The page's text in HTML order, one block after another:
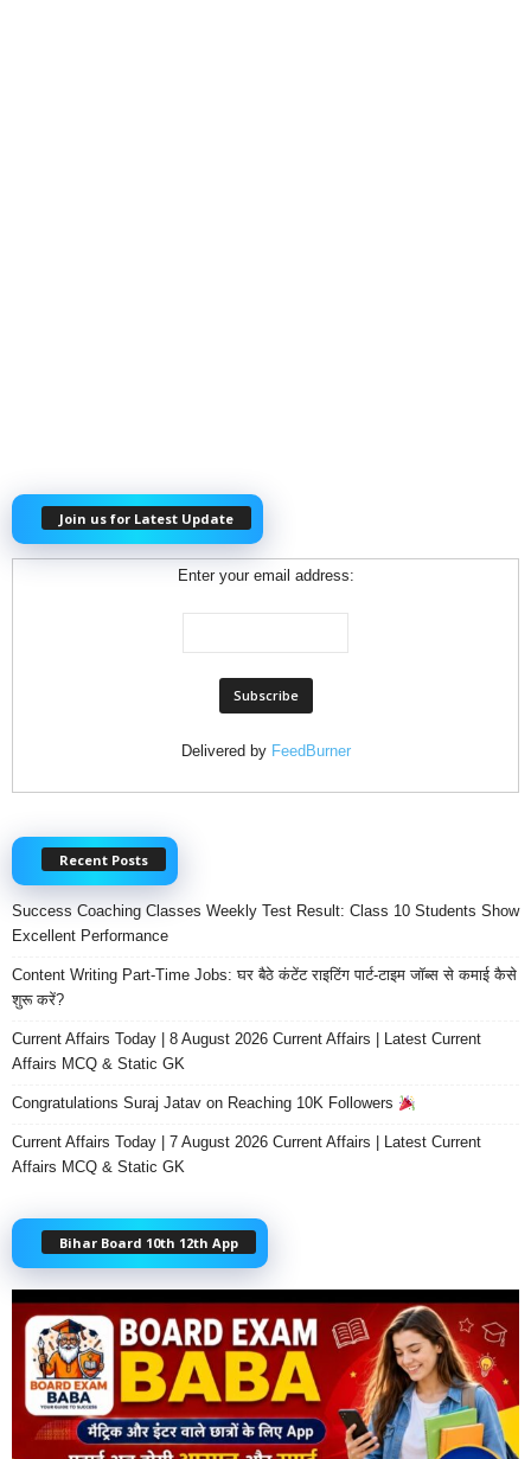
Join us for Latest Update
Enter your email address:
Delivered by FeedBurner
Recent Posts
Success Coaching Classes Weekly Test Result: Class 10 Students Show
Excellent Performance
Content Writing Part-Time Jobs: घर बैठे कंटेंट राइटिंग पार्ट-टाइम जॉब्स से कमाई कैसे
शुरू करें?
Current Affairs Today | 8 August 2026 Current Affairs | Latest Current
Affairs MCQ & Static GK
Congratulations Suraj Jatav on Reaching 10K Followers
Current Affairs Today | 7 August 2026 Current Affairs | Latest Current
Affairs MCQ & Static GK
Bihar Board 10th 12th App